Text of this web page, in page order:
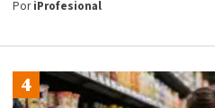
PoriProfesional